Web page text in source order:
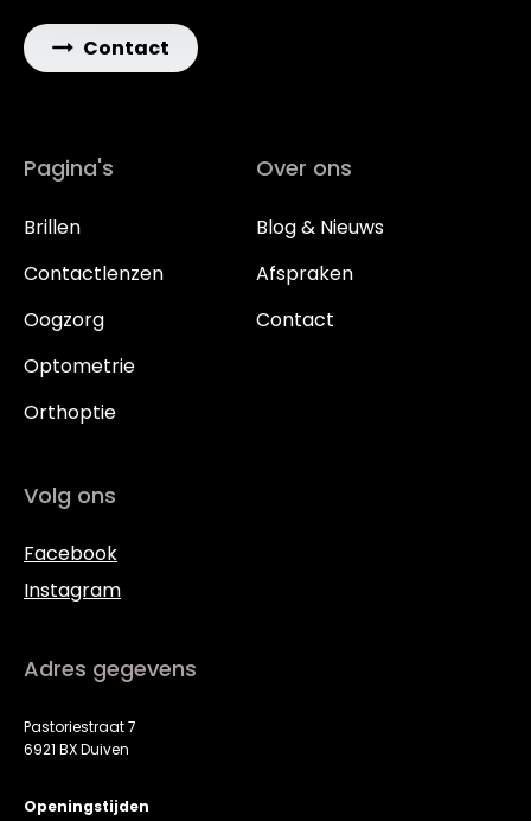
Contact
Pagina's
Brillen
Contactlenzen
Oogzorg
Optometrie
Orthoptie
Over ons
Blog & Nieuws
Afspraken
Contact
Volg ons
Facebook
Instagram
Adres gegevens
Pastoriestraat 7
6921 BX Duiven
Openingstijden